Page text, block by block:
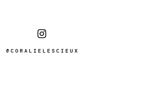
@CORALIELESCIEUX